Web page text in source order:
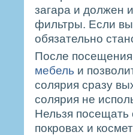
загара и должен
фильтры. Если вы
обязательно
После
мебель и
солярия сразу
солярия не
Нельзя
покровах и